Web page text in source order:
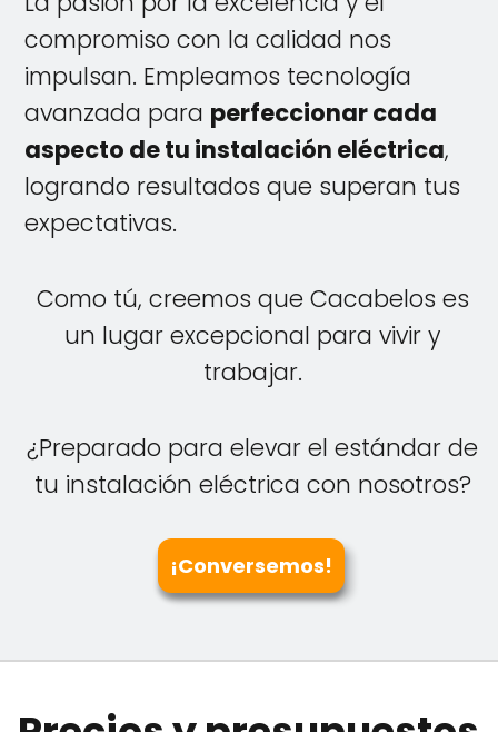
compromiso con la calidad nos
impulsan. Empleamos tecnología
avanzada para perfeccionar cada
aspecto de tu instalación eléctrica,
logrando resultados que superan tus
expectativas.
Como tú, creemos que Cacabelos es
un lugar excepcional para vivir y
trabajar.
¿Preparado para elevar el estándar de
tu instalación eléctrica con nosotros?
¡Conversemos!